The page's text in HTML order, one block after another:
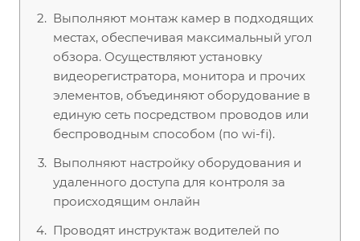
Выполняют монтаж камер в подходящих
местах, обеспечивая максимальный угол
обзора. Осуществляют установку
видеорегистратора, монитора и прочих
элементов, объединяют оборудование в
единую сеть посредством проводов или
беспроводным способом (по wi-fi).
Выполняют настройку оборудования и
удаленного доступа для контроля за
происходящим онлайн
Проводят инструктаж водителей по